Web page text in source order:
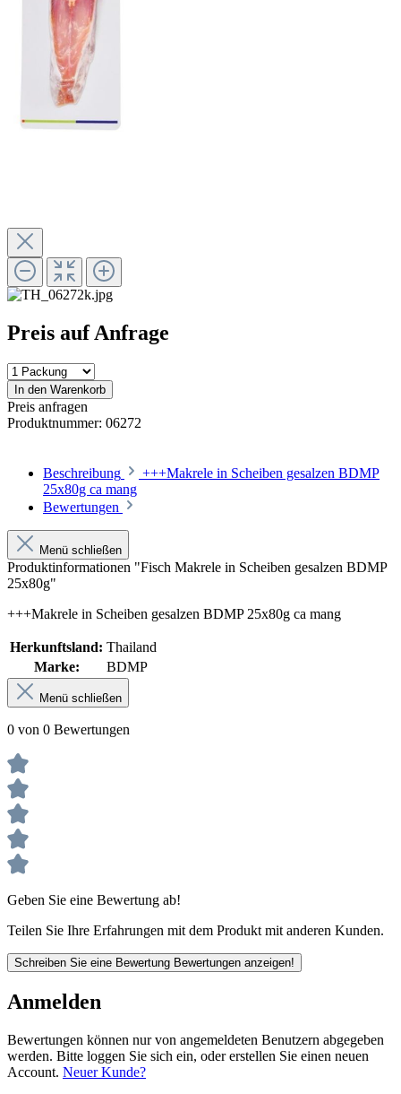
Preis auf Anfrage
In den Warenkorb
Preis anfragen
Produktnummer: 06272
Beschreibung
+++Makrele in Scheiben gesalzen BDMP
25x80g ca mang
Bewertungen
Menü schließen
Produktinformationen "Fisch Makrele in Scheiben gesalzen BDMP
25x80g"
+++Makrele in Scheiben gesalzen BDMP 25x80g ca mang
Herkunftsland: Thailand
Marke:
BDMP
Menü schließen
0 von 0 Bewertungen
Geben Sie eine Bewertung ab!
Teilen Sie Ihre Erfahrungen mit dem Produkt mit anderen Kunden.
Schreiben Sie eine Bewertung Bewertungen anzeigen!
Anmelden
Bewertungen können nur von angemeldeten Benutzern abgegeben
werden. Bitte loggen Sie sich ein, oder erstellen Sie einen neuen
Account. Neuer Kunde?